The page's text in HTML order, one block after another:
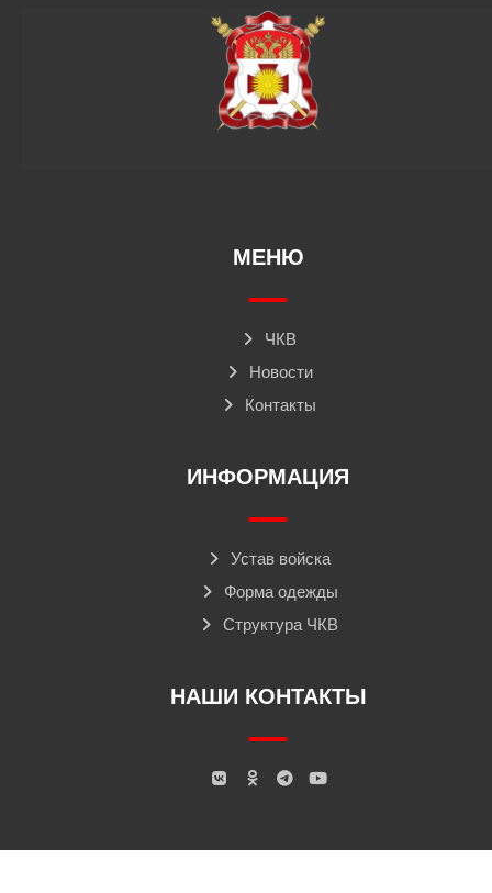
МЕНЮ
ЧКВ
Новости
Контакты
ИНФОРМАЦИЯ
Устав войска
Форма одежды
Структура ЧКВ
НАШИ КОНТАКТЫ